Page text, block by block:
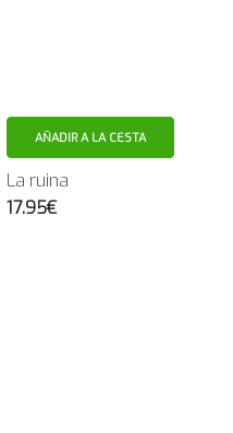
AÑADIR A LA CESTA
La ruina
17.95€